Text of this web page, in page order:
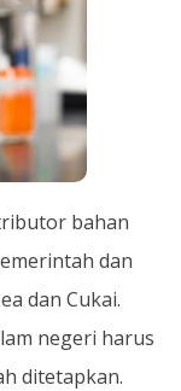
bahan
dan
dan Cukai.
negeri harus
ditetapkan.